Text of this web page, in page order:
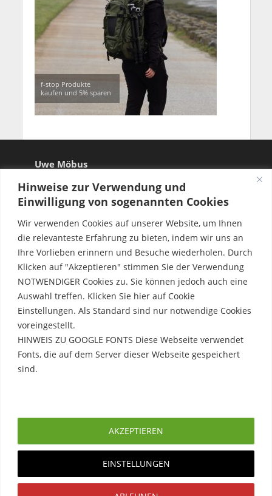
Hinweise zur Verwendung und
Einwilligung von sogenannten Cookies
Wir verwenden Cookies auf unserer Website, um Ihnen
die relevanteste Erfahrung zu bieten, indem wir uns an
Ihre Vorlieben erinnern und Besuche wiederholen. Durch
Klicken auf "Akzeptieren" stimmen Sie der Verwendung
NOTWENDIGER Cookies zu. Sie können jedoch auch eine
Auswahl treffen. Klicken Sie hier auf Cookie
Einstellungen. Als Standard sind nur notwendige Cookies
voreingestellt.
HINWEIS ZU GOOGLE FONTS Diese Webseite verwendet
Fonts, die auf dem Server dieser Webseite gespeichert
sind.
EINSTELLUNGEN
AKZEPTIEREN
f-stop Produkte
kaufen und 5% sparen
Uwe Möbus
Impressum
Datenschutzerklärung
Copyright © 2026. Created byMeks